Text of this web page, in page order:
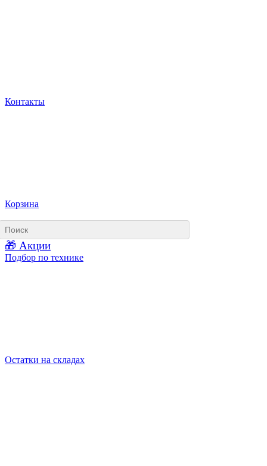
Контакты
Корзина
🎁 Акции
Подбор по технике
Остатки на складах